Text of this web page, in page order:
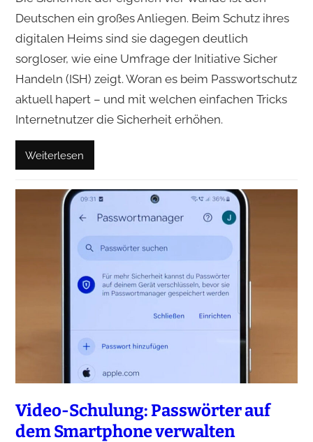
Deutschen ein großes Anliegen. Beim Schutz ihres
digitalen Heims sind sie dagegen deutlich
sorgloser, wie eine Umfrage der Initiative Sicher
Handeln (ISH) zeigt. Woran es beim Passwortschutz
aktuell hapert – und mit welchen einfachen Tricks
Internetnutzer die Sicherheit erhöhen.
Weiterlesen
Video-Schulung: Passwörter auf
dem Smartphone verwalten